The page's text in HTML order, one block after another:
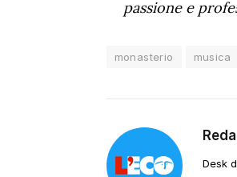
passione e
monasterio musica
Desk